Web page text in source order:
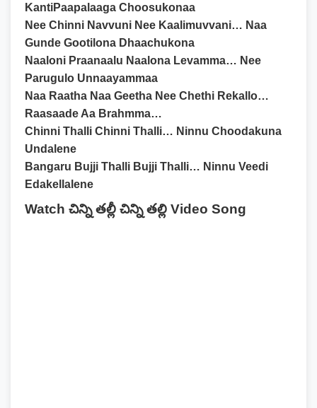
KantiPaapalaaga Choosukonaa
Nee Chinni Navvuni Nee Kaalimuvvani… Naa
Gunde Gootilona Dhaachukona
Naaloni Praanaalu Naalona Levamma… Nee
Parugulo Unnaayammaa
Naa Raatha Naa Geetha Nee Chethi Rekallo…
Raasaade Aa Brahmma…
Chinni Thalli Chinni Thalli… Ninnu Choodakuna
Undalene
Bangaru Bujji Thalli Bujji Thalli… Ninnu Veedi
Edakellalene
Watch చిన్ని తల్లీ చిన్ని తల్లి Video Song